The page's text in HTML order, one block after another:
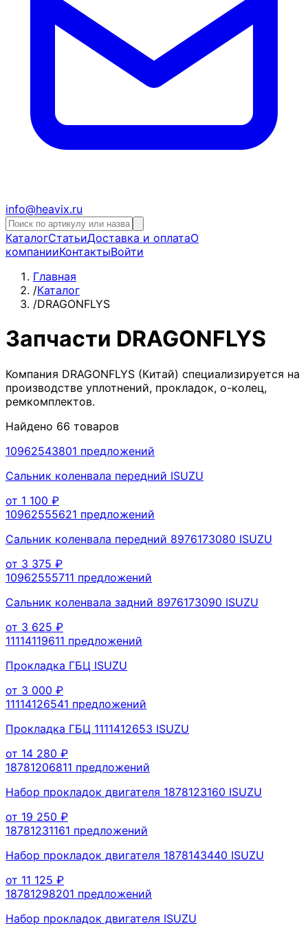
info@heavix.ru
КаталогСтатьиДоставка и оплатаО
компанииКонтактыВойти
Главная
/Каталог
/DRAGONFLYS
Запчасти DRAGONFLYS
Компания DRAGONFLYS (Китай) специализируется на
производстве уплотнений, прокладок, о-колец,
ремкомплектов.
Найдено 66 товаров
10962543801 предложений
Сальник коленвала передний ISUZU
от 1 100 ₽
10962555621 предложений
Сальник коленвала передний 8976173080 ISUZU
от 3 375 ₽
10962555711 предложений
Сальник коленвала задний 8976173090 ISUZU
от 3 625 ₽
11114119611 предложений
Прокладка ГБЦ ISUZU
от 3 000 ₽
11114126541 предложений
Прокладка ГБЦ 1111412653 ISUZU
от 14 280 ₽
18781206811 предложений
Набор прокладок двигателя 1878123160 ISUZU
от 19 250 ₽
18781231161 предложений
Набор прокладок двигателя 1878143440 ISUZU
от 11 125 ₽
18781298201 предложений
Набор прокладок двигателя ISUZU